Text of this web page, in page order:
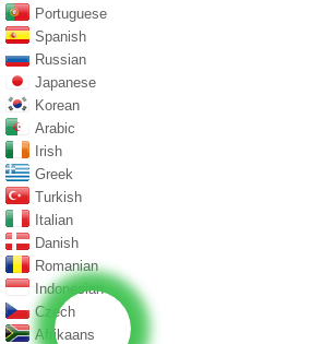
Portuguese
Spanish
Russian
Japanese
Korean
Arabic
Irish
Greek
Turkish
Italian
Danish
Romanian
Indonesian
Czech
Afrikaans